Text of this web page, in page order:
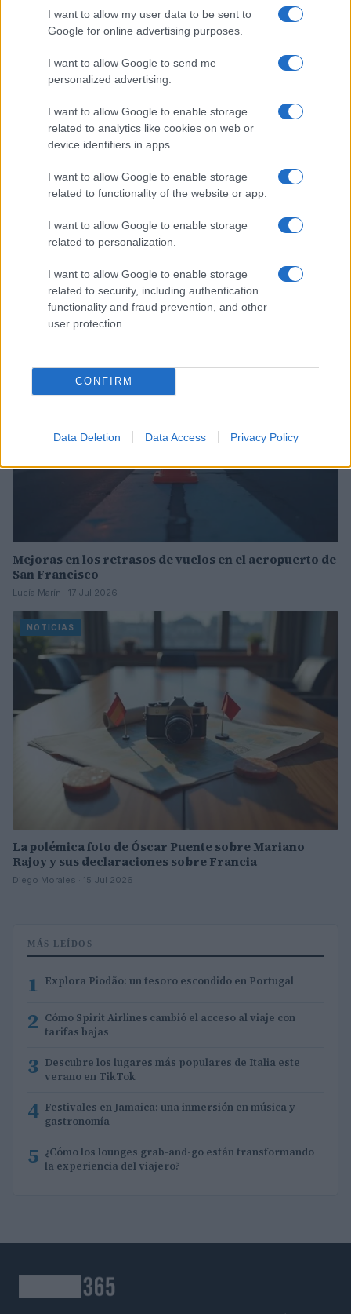
I want to allow my user data to be sent to
Google for online advertising purposes.
I want to allow Google to send me
personalized advertising.
I want to allow Google to enable storage
related to analytics like cookies on web or
device identifiers in apps.
I want to allow Google to enable storage
related to functionality of the website or app.
I want to allow Google to enable storage
related to personalization.
I want to allow Google to enable storage
related to security, including authentication
functionality and fraud prevention, and other
user protection.
CONFIRM
Data Deletion Data Access Privacy Policy
Sigue leyendo
Incidente de fuego en la Terminal 2 del aeropuerto
Murtala Muhammed en Lagos
Lucía Marín · 4 Ago 2026
Mejoras en los retrasos de vuelos en el aeropuerto de
San Francisco
Lucía Marín · 17 Jul 2026
NOTICIAS
La polémica foto de Óscar Puente sobre Mariano
Rajoy y sus declaraciones sobre Francia
Diego Morales · 15 Jul 2026
MÁS LEÍDOS
1 Explora Piodão: un tesoro escondido en Portugal
2 Cómo Spirit Airlines cambió el acceso al viaje con
tarifas bajas
3 Descubre los lugares más populares de Italia este
verano en TikTok
4 Festivales en Jamaica: una inmersión en música y
gastronomía
5 ¿Cómo los lounges grab-and-go están transformando
la experiencia del viajero?